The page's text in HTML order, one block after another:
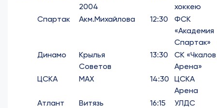
2004
хоккею
Спартак
Акм.Михайлова 12:30
ФСК
«Академия
Спартак»
Динамо
Крылья
Советов
13:30
СК «Чкалов
Арена»
ЦСКА
МАХ 14:30
ЦСКА
Арена
Атлант
Витязь 16:15
УЛДС